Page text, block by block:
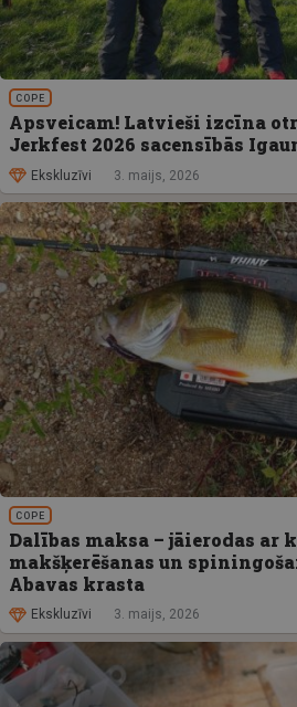
COPE
Apsveicam! Latvieši izcīna
Jerkfest 2026 sacensībās
Ekskluzīvi 3. maijs, 2026
COPE
Dalības maksa – jāierodas
makšķerēšanas un
Abavas krasta
Ekskluzīvi 3. maijs, 2026